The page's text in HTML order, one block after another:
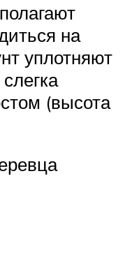
на
уплотняют
(высота